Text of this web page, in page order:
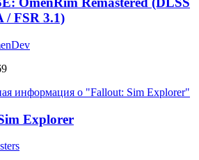
/ FSR 3.1)
Explorer